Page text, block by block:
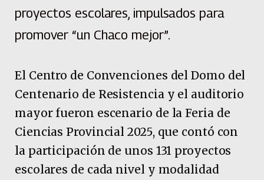
proyectos escolares, impulsados para
promover “un Chaco mejor”.
El Centro de Convenciones del Domo del
Centenario de Resistencia y el auditorio
mayor fueron escenario de la Feria de
Ciencias Provincial 2025, que contó con
la participación de unos 131 proyectos
escolares de cada nivel y modalidad